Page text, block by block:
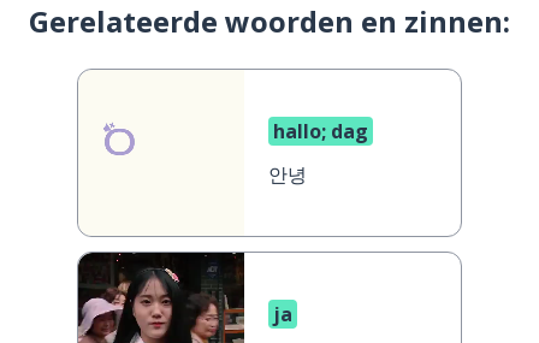
Gerelateerde woorden en zinnen:
hallo; dag
안녕
ja